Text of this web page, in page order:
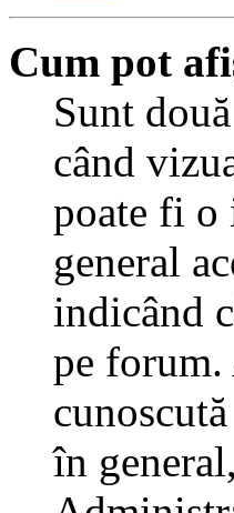
Cum pot
Sunt
când
poate fi o
general
indicând
pe forum.
în